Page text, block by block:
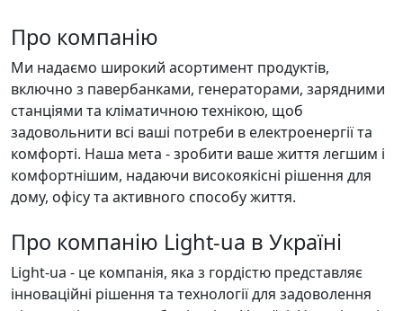
Про компанію
Ми надаємо широкий асортимент продуктів,
включно з павербанками, генераторами, зарядними
станціями та кліматичною технікою, щоб
задовольнити всі ваші потреби в електроенергії та
комфорті. Наша мета - зробити ваше життя легшим і
комфортнішим, надаючи високоякісні рішення для
дому, офісу та активного способу життя.
Про компанію Light-ua в Україні
Light-ua - це компанія, яка з гордістю представляє
інноваційні рішення та технології для задоволення